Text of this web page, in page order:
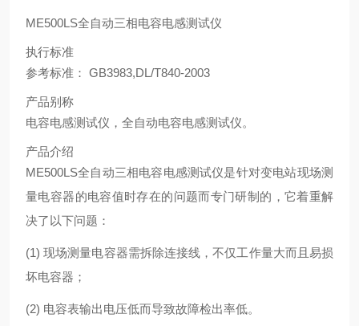
ME500LS全自动三相电容电感测试仪
执行标准
参考标准： GB3983,DL/T840-2003
产品别称
电容电感测试仪，全自动电容电感测试仪。
产品介绍
ME500LS全自动三相电容电感测试仪是针对变电站现场测
量电容器的电容值时存在的问题而专门研制的，它着重解
决了以下问题：
(1)现场测量电容器需拆除连接线，不仅工作量大而且易损
坏电容器；
(2) 电容表输出电压低而导致故障检出率低。